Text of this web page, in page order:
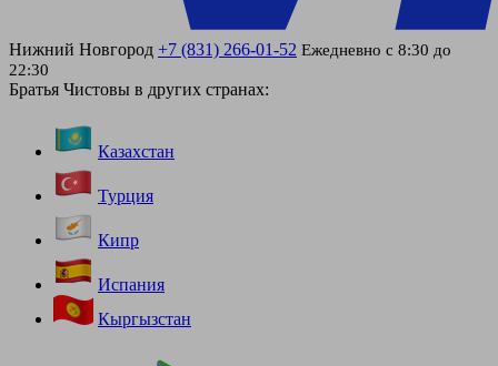
Нижний Новгород +7 (831) 266-01-52 Ежедневно с 8:30 до
22:30
Братья Чистовы в других странах:
Казахстан
Турция
Кипр
Испания
Кыргызстан